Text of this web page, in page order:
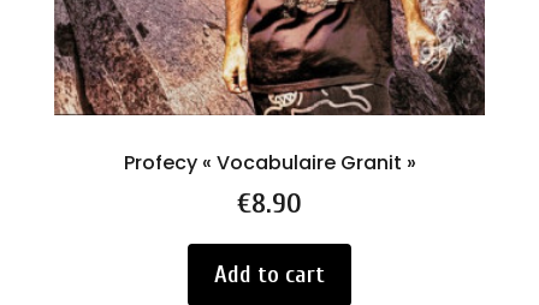
Profecy « Vocabulaire Granit »
Price
€8.90
Add to cart